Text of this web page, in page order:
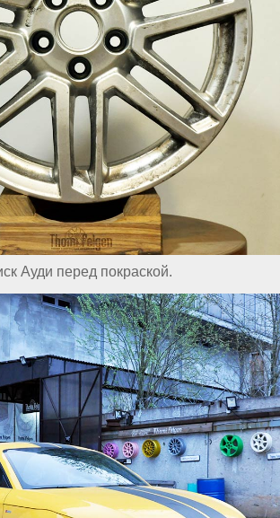
Ауди перед покраской.